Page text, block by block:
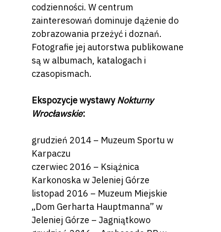
codzienności. W centrum
zainteresowań dominuje dążenie do
zobrazowania przeżyć i doznań.
Fotografie jej autorstwa publikowane
są w albumach, katalogach i
czasopismach.
Ekspozycje wystawyNokturny
Wrocławskie:
grudzień 2014 – Muzeum Sportu w
Karpaczu
czerwiec 2016 – Książnica
Karkonoska w Jeleniej Górze
listopad 2016 – Muzeum Miejskie
„Dom Gerharta Hauptmanna” w
Jeleniej Górze – Jagniątkowo